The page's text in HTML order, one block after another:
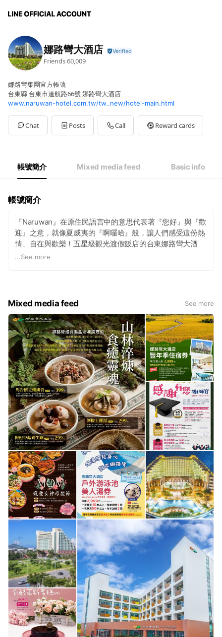
娜路彎大酒店
Friends60,009
娜路彎集團官方帳號
台東縣 台東市連航路66號 娜路彎大酒店
www.naruwan-hotel.com.tw/tw_new/hotel-main.html
Chat Posts Call Reward cards
帳號簡介 Mixed media feed Basic info
帳號簡介
『Naruwan』在原住民語言中的意思代表著『您好』與『歡
迎』之意，就像夏威夷的『啊囉哈』般，讓人們感受這份熱
情、自在與歡樂！五星級觀光渡假飯店的台東娜路彎大酒
店，用這句招呼語來命名，即希望所有蒞臨的賓客，都能深
大量的陽光及周遭的山光海色引入室內，其特殊的三角型外
觀，亦成了台東的新地標！ 台東娜路彎大酒店本身即為一藝
術作品，薈萃了現代時尚與原住民文化。酒店正門的「四大
石柱」各高九公尺，使用來自中國大陸山西省砂岩為材料，
分別以浮雕手法雕出了魯凱族、達悟族、卑南族及阿美族的
先民生活風貌及人物故事，在這奇特絕妙的四度空間中，石
柱無聲地述說出流傳久遠的歷史。(交觀業字第1059號)
...See more
Mixed media feed See more